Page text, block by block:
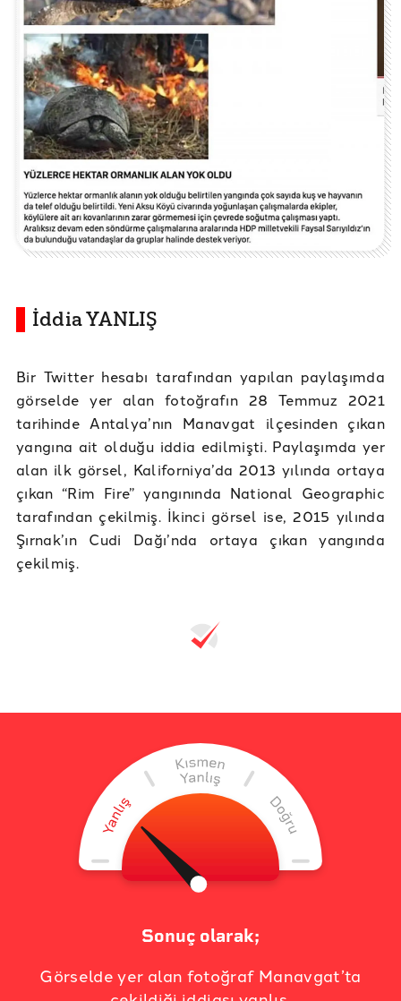
İddia YANLIŞ
Bir Twitter hesabı tarafından yapılan paylaşımda
görselde yer alan fotoğrafın 28 Temmuz 2021
tarihinde Antalya’nın Manavgat ilçesinden çıkan
yangına ait olduğu iddia edilmişti. Paylaşımda yer
alan ilk görsel, Kaliforniya’da 2013 yılında ortaya
çıkan “Rim Fire” yangınında National Geographic
tarafından çekilmiş. İkinci görsel ise, 2015 yılında
Şırnak’ın Cudi Dağı’nda ortaya çıkan yangında
çekilmiş.
Sonuç olarak;
Görselde yer alan fotoğraf Manavgat’ta